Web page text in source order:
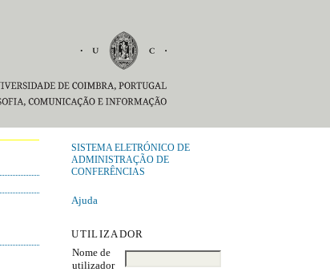
SISTEMA ELETRÓNICO DE
ADMINISTRAÇÃO DE
CONFERÊNCIAS
Ajuda
UTILIZADOR
Nome de
utilizador